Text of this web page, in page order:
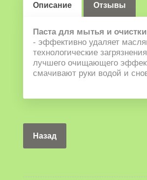
Описание Отзывы
Паста для мытья и
- эффективно удаляет
технологические
лучшего очищающего
смачивают руки водой и
Назад